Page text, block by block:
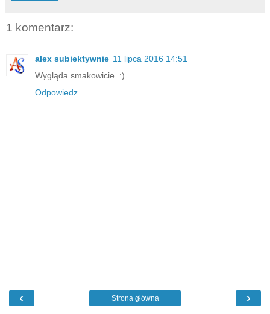
1 komentarz:
alex subiektywnie 11 lipca 2016 14:51
Wygląda smakowicie. :)
Odpowiedz
‹ ›
Strona główna